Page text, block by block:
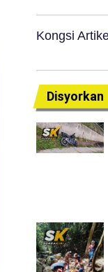
Kongsi
Disyorkan